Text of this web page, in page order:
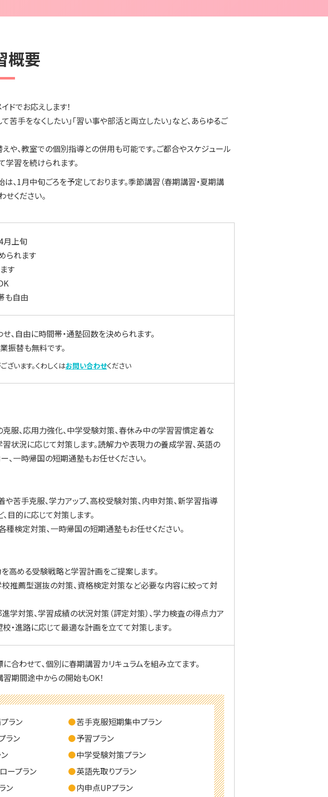
概要
ドでお応えします！
手をなくしたい」「習い事や部活と両立したい」など、あらゆるご
や、教室での個別指導との併用も可能です。ご都合やスケジュール
学習を続けられます。
1月中旬ごろを予定しております。季節講習（春期講習・夏期講
ください。
月上旬
られます
す
も自由
、自由に時間帯・通塾回数を決められます。
振替も無料です。
います。くわしくはお問い合わせください
服、応用力強化、中学受験対策、春休み中の学習習慣定着な
習状況に応じて対策します。読解力や表現力の養成学習、英語の
、一時帰国の短期通塾もお任せください。
苦手克服、学力アップ、高校受験対策、内申対策、新学習指導
目的に応じて対策します。
種検定対策、一時帰国の短期通塾もお任せください。
高める受験戦略と学習計画をご提案します。
推薦型選抜の対策、資格検定対策など必要な内容に絞って対
学対策、学習成績の状況対策（評定対策）、学力検査の得点力ア
校・進路に応じて最適な計画を立てて対策します。
合わせて、個別に春期講習カリキュラムを組み立てます。
習期間途中からの開始もOK！
ラン
苦手克服短期集中プラン
ラン
予習プラン
中学受験対策プラン
ープラン
英語先取りプラン
ン
内申点UPプラン